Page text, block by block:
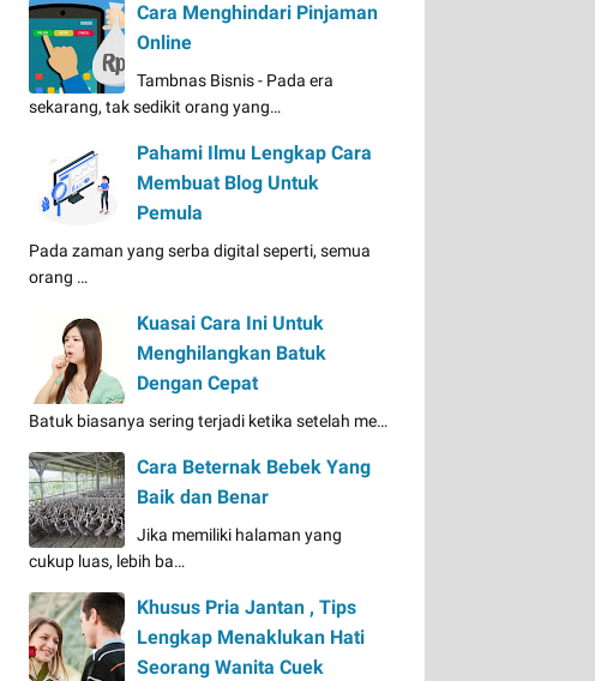
Cara Menghindari Pinjaman
Online
Tambnas Bisnis - Pada era
sekarang, tak sedikit orang yang…
Pahami Ilmu Lengkap Cara
Membuat Blog Untuk
Pemula
Pada zaman yang serba digital seperti, semua
orang …
Kuasai Cara Ini Untuk
Menghilangkan Batuk
Dengan Cepat
Batuk biasanya sering terjadi ketika setelah me…
Cara Beternak Bebek Yang
Baik dan Benar
Jika memiliki halaman yang
cukup luas, lebih ba…
Khusus Pria Jantan , Tips
Lengkap Menaklukan Hati
Seorang Wanita Cuek